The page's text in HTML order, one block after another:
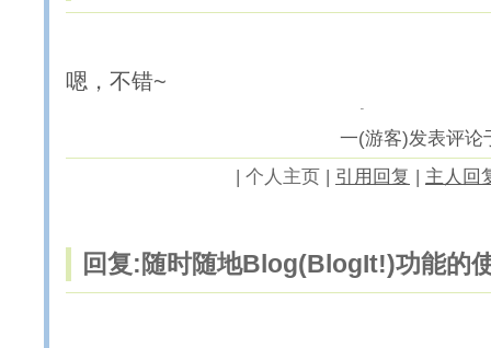
嗯，不错~
一(游客)发表评论
| 个人主页 | 引用回复 | 主人回
回复:随时随地Blog(BlogIt!)功能的